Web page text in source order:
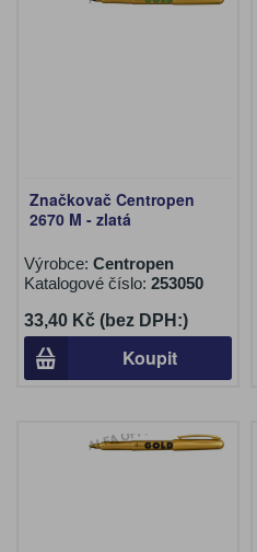
Značkovač Centropen
2670 M - zlatá
Výrobce: Centropen
Katalogové číslo: 253050
33,40 Kč (bez DPH:)
Koupit